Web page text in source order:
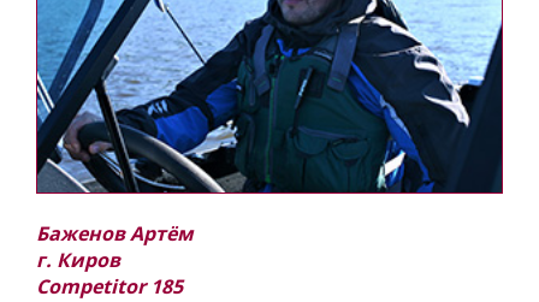
Баженов Артём
г. Киров
Competitor 185